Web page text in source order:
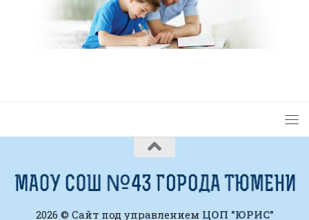
2026 © Сайт под управлением ЦОП "ЮРИС"